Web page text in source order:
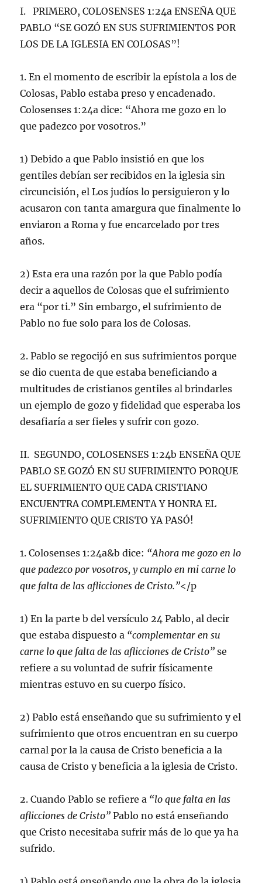
I. PRIMERO, COLOSENSES 1:24a ENSEÑA QUE
PABLO “SE GOZÓ EN SUS SUFRIMIENTOS POR
LOS DE LA IGLESIA EN COLOSAS”!
1. En el momento de escribir la epístola a los de
Colosas, Pablo estaba preso y encadenado.
Colosenses 1:24a dice: “Ahora me gozo en lo
que padezco por vosotros.”
1) Debido a que Pablo insistió en que los
gentiles debían ser recibidos en la iglesia sin
circuncisión, el Los judíos lo persiguieron y lo
acusaron con tanta amargura que finalmente lo
enviaron a Roma y fue encarcelado por tres
años.
2) Esta era una razón por la que Pablo podía
decir a aquellos de Colosas que el sufrimiento
era “por ti.” Sin embargo, el sufrimiento de
Pablo no fue solo para los de Colosas.
2. Pablo se regocijó en sus sufrimientos porque
se dio cuenta de que estaba beneficiando a
multitudes de cristianos gentiles al brindarles
un ejemplo de gozo y fidelidad que esperaba los
desafiaría a ser fieles y sufrir con gozo.
II. SEGUNDO, COLOSENSES 1:24b ENSEÑA QUE
PABLO SE GOZÓ EN SU SUFRIMIENTO PORQUE
EL SUFRIMIENTO QUE CADA CRISTIANO
ENCUENTRA COMPLEMENTA Y HONRA EL
SUFRIMIENTO QUE CRISTO YA PASÓ!
1. Colosenses 1:24a&b dice: “Ahora me gozo en lo
que padezco por vosotros, y cumplo en mi carne lo
que falta de las aflicciones de Cristo.”</p
1) En la parte b del versículo 24 Pablo, al decir
que estaba dispuesto a “complementar en su
carne lo que falta de las aflicciones de Cristo” se
refiere a su voluntad de sufrir físicamente
mientras estuvo en su cuerpo físico.
2) Pablo está enseñando que su sufrimiento y el
sufrimiento que otros encuentran en su cuerpo
carnal por la la causa de Cristo beneficia a la
causa de Cristo y beneficia a la iglesia de Cristo.
2. Cuando Pablo se refiere a “lo que falta en las
aflicciones de Cristo” Pablo no está enseñando
que Cristo necesitaba sufrir más de lo que ya ha
sufrido.